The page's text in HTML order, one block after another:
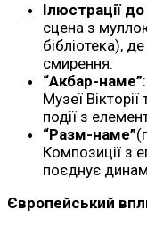
Ілюстрації
сцена з
бібліотека),
смирення.
“Акбар-наме”
Музеї
події з
“Разм-наме”
Композиції з
поєднує
Європейський